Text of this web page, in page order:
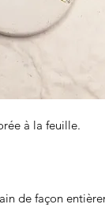
à la feuille.
de façon